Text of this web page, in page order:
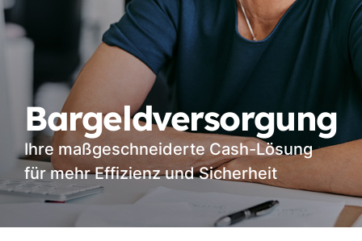
Bargeldversorgung
Ihre maßgeschneiderte Cash-Lösung
für mehr Effizienz und Sicherheit